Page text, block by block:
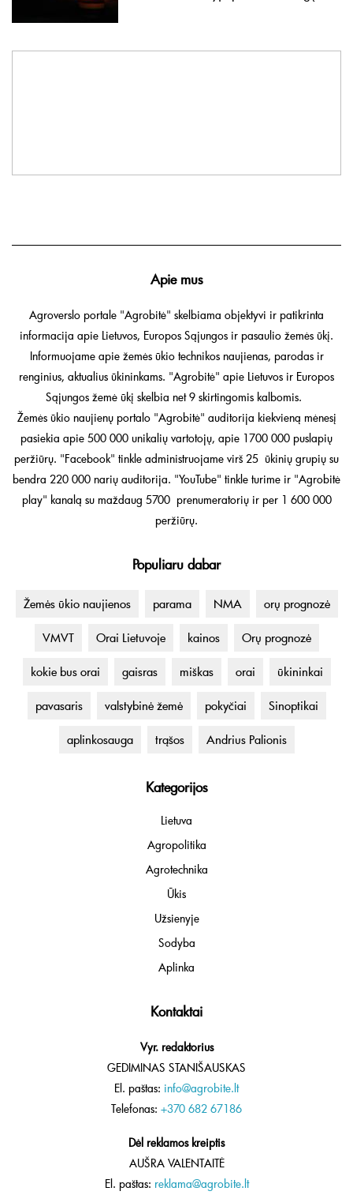
Apie mus
Agroverslo portale "Agrobitė" skelbiama objektyvi ir patikrinta
informacija apie Lietuvos, Europos Sąjungos ir pasaulio žemės ūkį.
Informuojame apie žemės ūkio technikos naujienas, parodas ir
renginius, aktualius ūkininkams. "Agrobitė" apie Lietuvos ir Europos
Sąjungos žemė ūkį skelbia net 9 skirtingomis kalbomis.
Žemės ūkio naujienų portalo "Agrobitė" auditorija kiekvieną mėnesį
pasiekia apie 500 000 unikalių vartotojų, apie 1700 000 puslapių
peržiūrų. "Facebook" tinkle administruojame virš 25 ūkinių grupių su
bendra 220 000 narių auditorija. "YouTube" tinkle turime ir "Agrobitė
play" kanalą su maždaug 5700 prenumeratorių ir per 1 600 000
peržiūrų.
Populiaru dabar
Žemės ūkio naujienos parama NMA orų prognozė
VMVT Orai Lietuvoje kainos Orų prognozė
kokie bus orai gaisras miškas orai ūkininkai
pavasaris valstybinė žemė pokyčiai Sinoptikai
aplinkosauga trąšos Andrius Palionis
Kategorijos
Lietuva
Agropolitika
Agrotechnika
Ūkis
Užsienyje
Sodyba
Aplinka
Kontaktai
Vyr. redaktorius
GEDIMINAS STANIŠAUSKAS
El. paštas: info@agrobite.lt
Telefonas: +370 682 67186
Dėl reklamos kreiptis
AUŠRA VALENTAITĖ
El. paštas: reklama@agrobite.lt